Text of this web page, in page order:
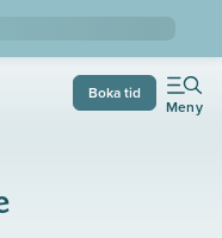
Boka tid
Meny